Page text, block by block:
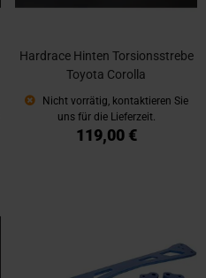
Hardrace Hinten Torsionsstrebe
Toyota Corolla
Nicht vorrätig, kontaktieren Sie
uns für die Lieferzeit.
119,00 €